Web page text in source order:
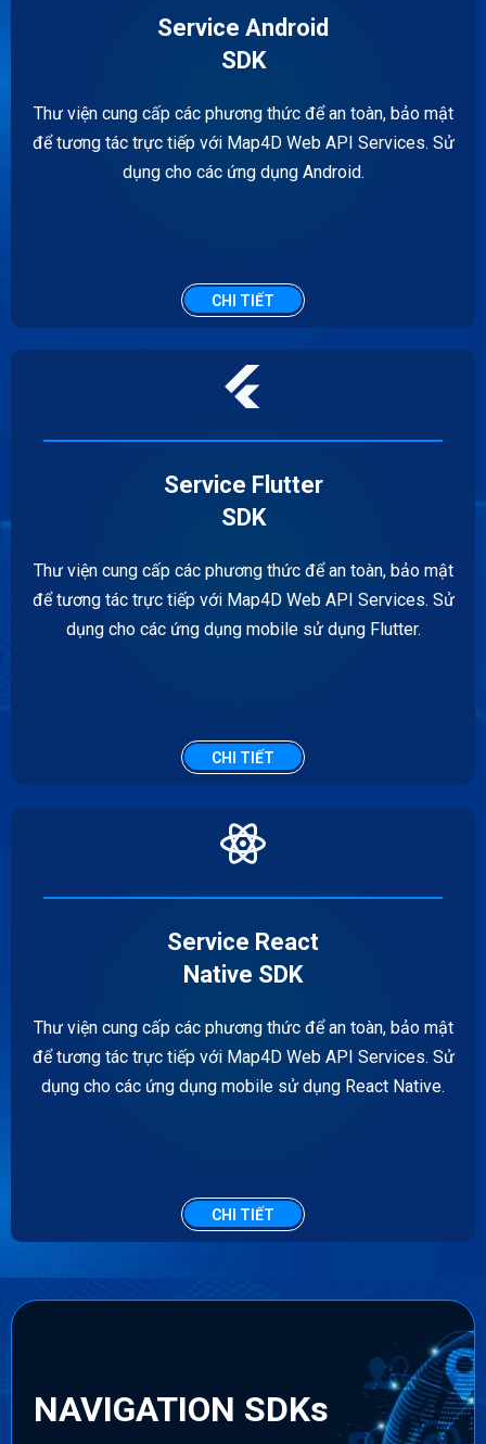
Service Android
SDK
Thư viện cung cấp các phương thức để an toàn, bảo mật
để tương tác trực tiếp với Map4D Web API Services. Sử
dụng cho các ứng dụng Android.
CHI TIẾT
Service Flutter
SDK
Thư viện cung cấp các phương thức để an toàn, bảo mật
để tương tác trực tiếp với Map4D Web API Services. Sử
dụng cho các ứng dụng mobile sử dụng Flutter.
CHI TIẾT
Service React
Native SDK
Thư viện cung cấp các phương thức để an toàn, bảo mật
để tương tác trực tiếp với Map4D Web API Services. Sử
dụng cho các ứng dụng mobile sử dụng React Native.
CHI TIẾT
NAVIGATION SDKs